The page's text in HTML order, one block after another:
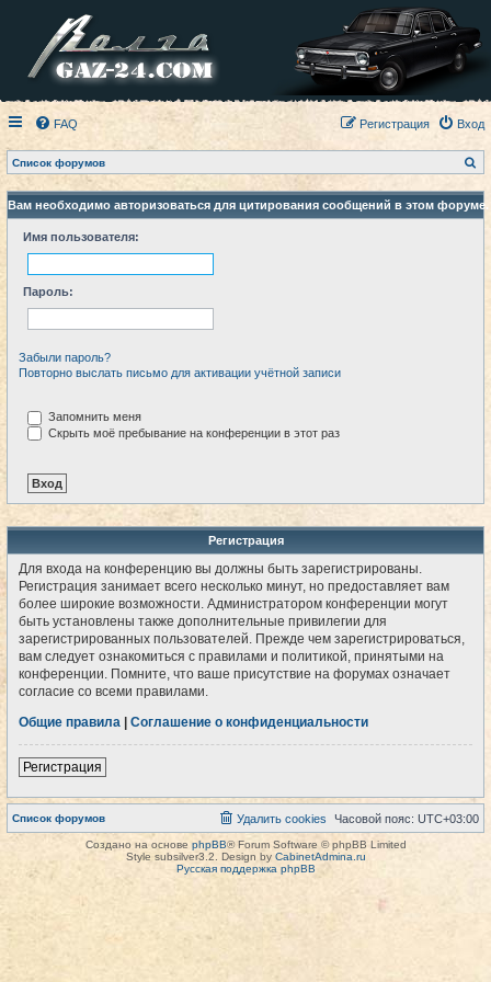
FAQ Вход
Регистрация
Список форумов
о
с
к
Вам необходимо авторизоваться для цитирования сообщений в этом форуме.
Имя пользователя:
Пароль:
Забыли пароль?
Повторно выслать письмо для активации учётной записи
Запомнить меня
Скрыть моё пребывание на конференции в этот раз
Регистрация
Для входа на конференцию вы должны быть зарегистрированы.
Регистрация занимает всего несколько минут, но предоставляет вам
более широкие возможности. Администратором конференции могут
быть установлены также дополнительные привилегии для
зарегистрированных пользователей. Прежде чем зарегистрироваться,
вам следует ознакомиться с правилами и политикой, принятыми на
конференции. Помните, что ваше присутствие на форумах означает
согласие со всеми правилами.
Общие правила
Соглашение о конфиденциальности
Регистрация
Список форумов Часовой пояс: UTC+03:00
Удалить cookies
Создано на основе phpBB® Forum Software © phpBB Limited
Style subsilver3.2. Design by CabinetAdmina.ru
Русская поддержка phpBB